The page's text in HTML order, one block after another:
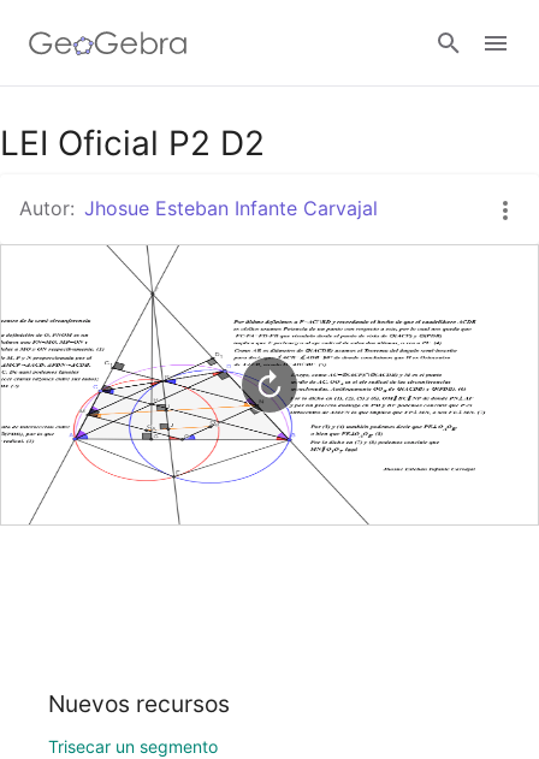
Google Classroom
GeoGebra Classroom
LEI Oficial P2 D2
Autor: Jhosue Esteban Infante Carvajal
Nuevos recursos
Trisecar un segmento